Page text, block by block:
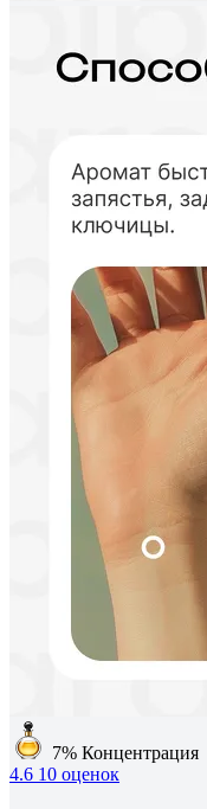
7% Концентрация
4.6 10 оценок